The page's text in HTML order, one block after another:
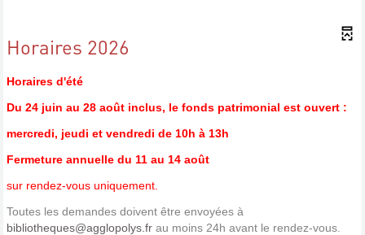
Horaires 2026
Horaires d'été
Du 24 juin au 28 août inclus, le fonds patrimonial est ouvert :
mercredi, jeudi et vendredi de 10h à 13h
Fermeture annuelle du 11 au 14 août
sur rendez-vous uniquement.
Toutes les demandes doivent être envoyées à
bibliotheques@agglopolys.fr au moins 24h avant le rendez-vous.